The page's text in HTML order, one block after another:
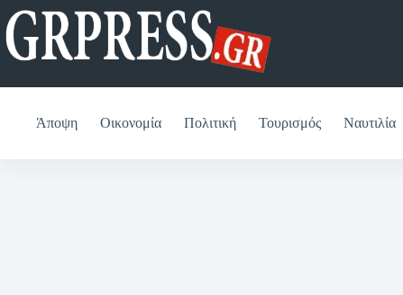
Μετάβαση
στο
περιεχόμενο
Άποψη Οικονομία Πολιτική Τουρισμός Ναυτιλία